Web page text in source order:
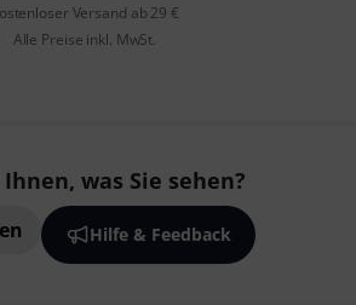
Versand ab 29 €
Alle Preise inkl. MwSt.
was Sie sehen?
Hilfe & Feedback